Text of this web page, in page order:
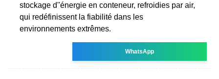
stockage d''énergie en conteneur, refroidies par air,
qui redéfinissent la fiabilité dans les
environnements extrêmes.
WhatsApp